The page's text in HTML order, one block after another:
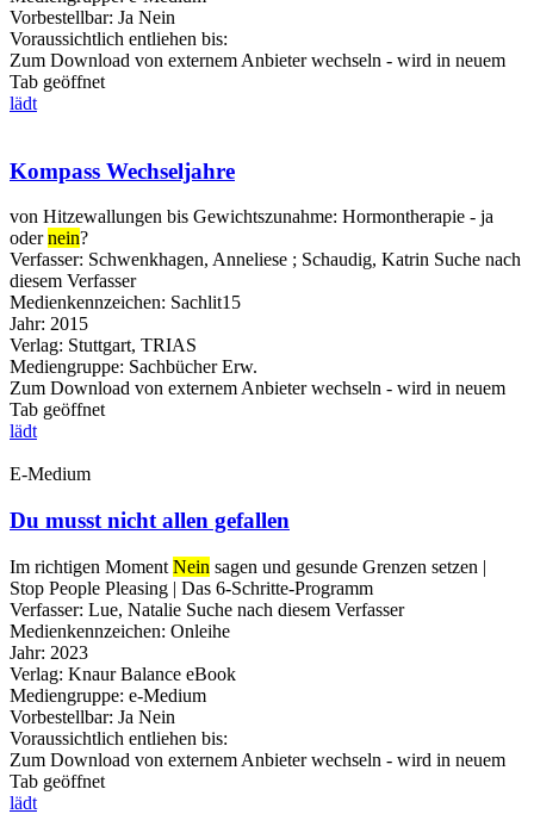
Vorbestellbar: Ja Nein
Voraussichtlich entliehen bis:
Zum Download von externem Anbieter wechseln - wird in neuem
Tab geöffnet
lädt
Kompass Wechseljahre
von Hitzewallungen bis Gewichtszunahme: Hormontherapie - ja
odernein?
Verfasser: Schwenkhagen, Anneliese ; Schaudig, Katrin Suche nach
diesem Verfasser
Medienkennzeichen: Sachlit15
Jahr: 2015
Verlag: Stuttgart, TRIAS
Mediengruppe: Sachbücher Erw.
Zum Download von externem Anbieter wechseln - wird in neuem
Tab geöffnet
lädt
E-Medium
Du musst nicht allen gefallen
Im richtigen Moment Nein sagen und gesunde Grenzen setzen |
Stop People Pleasing | Das 6-Schritte-Programm
Verfasser: Lue, Natalie Suche nach diesem Verfasser
Medienkennzeichen: Onleihe
Jahr: 2023
Verlag: Knaur Balance eBook
Mediengruppe: e-Medium
Vorbestellbar: Ja Nein
Voraussichtlich entliehen bis:
Zum Download von externem Anbieter wechseln - wird in neuem
Tab geöffnet
lädt